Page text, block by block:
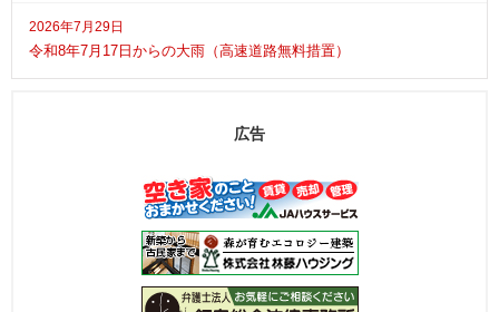
2026年7月29日
令和8年7月17日からの大雨（高速道路無料措置）
広告